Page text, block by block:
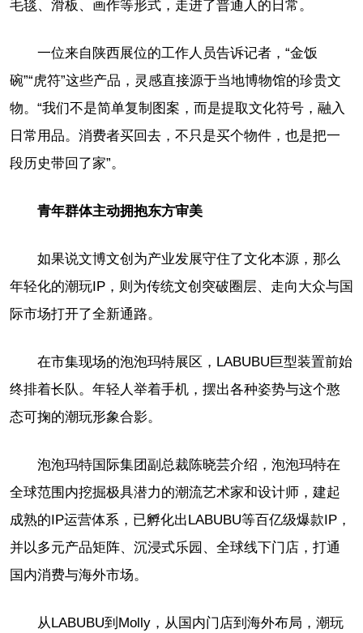
毛毯、滑板、画作等形式，走进了普通人的日常。
一位来自陕西展位的工作人员告诉记者，“金饭
碗”“虎符”这些产品，灵感直接源于当地博物馆的珍贵文
物。“我们不是简单复制图案，而是提取文化符号，融入
日常用品。消费者买回去，不只是买个物件，也是把一
段历史带回了家”。
青年群体主动拥抱东方审美
如果说文博文创为产业发展守住了文化本源，那么
年轻化的潮玩IP，则为传统文创突破圈层、走向大众与国
际市场打开了全新通路。
在市集现场的泡泡玛特展区，LABUBU巨型装置前始
终排着长队。年轻人举着手机，摆出各种姿势与这个憨
态可掬的潮玩形象合影。
泡泡玛特国际集团副总裁陈晓芸介绍，泡泡玛特在
全球范围内挖掘极具潜力的潮流艺术家和设计师，建起
成熟的IP运营体系，已孵化出LABUBU等百亿级爆款IP，
并以多元产品矩阵、沉浸式乐园、全球线下门店，打通
国内消费与海外市场。
从LABUBU到Molly，从国内门店到海外布局，潮玩